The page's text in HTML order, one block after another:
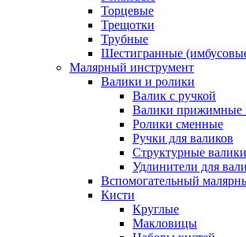
Торцевые
Трещотки
Трубные
Шестигранные
Малярный инструмент
Валики и ролики
Валик с ручкой
Валики прижимные
Ролики сменные
Ручки для валиков
Структурные валики
Удлинители для
Вспомогательный
Кисти
Круглые
Макловицы